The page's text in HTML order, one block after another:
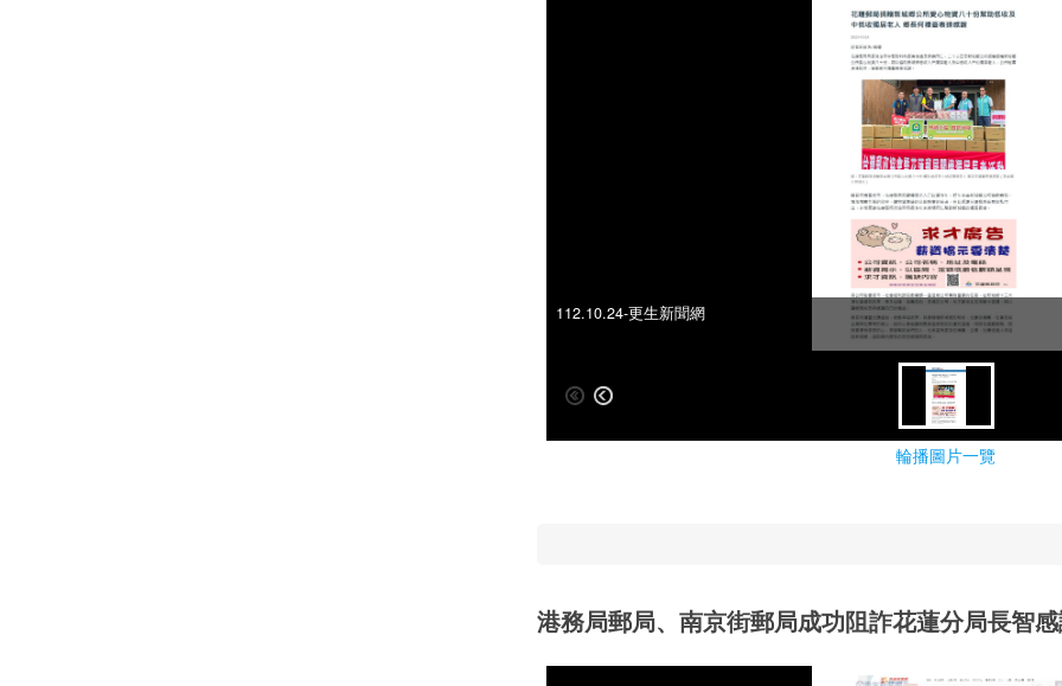
112.10.24-更生新聞網
輪播圖片一覽
港務局郵局、南京街郵局成功阻詐花蓮分局長智